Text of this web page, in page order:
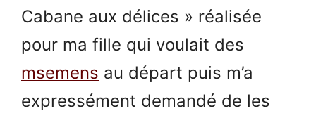
Cabane aux délices » réalisée
pour ma fille qui voulait des
msemens au départ puis m’a
expressément demandé de les